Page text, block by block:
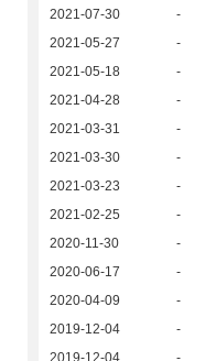
2021-07-30
-
2021-05-27
-
2021-05-18
-
2021-04-28
-
2021-03-31
-
2021-03-30
-
2021-03-23
-
2021-02-25
-
2020-11-30
-
2020-06-17
-
2020-04-09
-
2019-12-04
-